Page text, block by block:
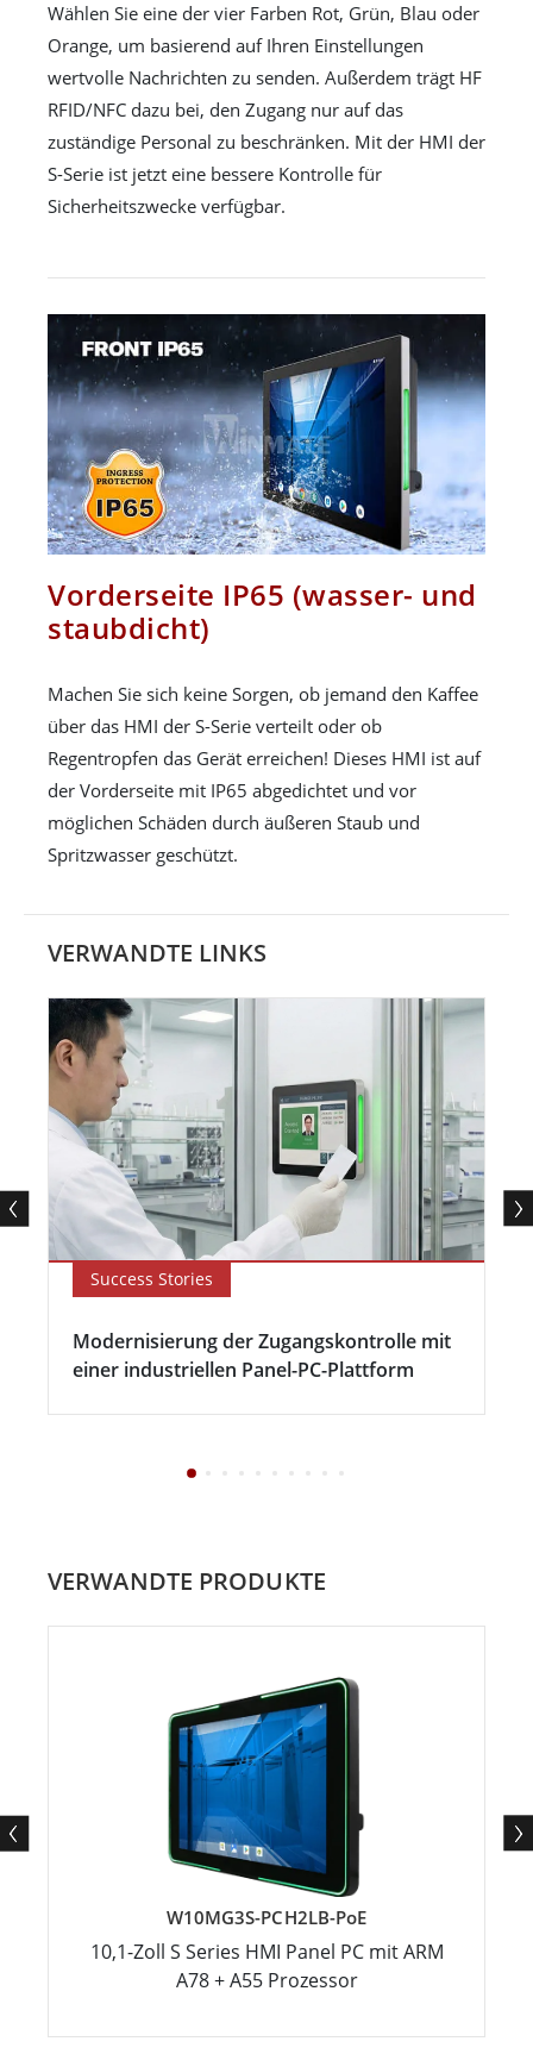
Wählen Sie eine der vier Farben Rot, Grün, Blau oder
Orange, um basierend auf Ihren Einstellungen
wertvolle Nachrichten zu senden. Außerdem trägt HF
RFID/NFC dazu bei, den Zugang nur auf das
zuständige Personal zu beschränken. Mit der HMI der
S-Serie ist jetzt eine bessere Kontrolle für
Sicherheitszwecke verfügbar.
Vorderseite IP65 (wasser- und
staubdicht)
Machen Sie sich keine Sorgen, ob jemand den Kaffee
über das HMI der S-Serie verteilt oder ob
Regentropfen das Gerät erreichen! Dieses HMI ist auf
der Vorderseite mit IP65 abgedichtet und vor
möglichen Schäden durch äußeren Staub und
Spritzwasser geschützt.
VERWANDTE LINKS
Success Stories
Modernisierung der Zugangskontrolle mit
einer industriellen Panel-PC-Plattform
VERWANDTE PRODUKTE
W10MG3S-PCH2LB-PoE
10,1-Zoll S Series HMI Panel PC mit ARM
A78 + A55 Prozessor